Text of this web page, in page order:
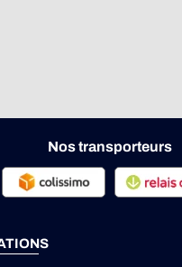
Nos transporteurs